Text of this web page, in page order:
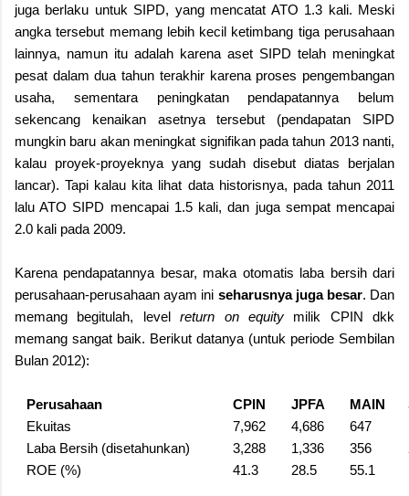
juga berlaku untuk SIPD, yang mencatat ATO 1.3 kali. Meski
angka tersebut memang lebih kecil ketimbang tiga perusahaan
lainnya, namun itu adalah karena aset SIPD telah meningkat
pesat dalam dua tahun terakhir karena proses pengembangan
usaha, sementara peningkatan pendapatannya belum
sekencang kenaikan asetnya tersebut (pendapatan SIPD
mungkin baru akan meningkat signifikan pada tahun 2013 nanti,
kalau proyek-proyeknya yang sudah disebut diatas berjalan
lancar). Tapi kalau kita lihat data historisnya, pada tahun 2011
lalu ATO SIPD mencapai 1.5 kali, dan juga sempat mencapai
2.0 kali pada 2009.
Karena pendapatannya besar, maka otomatis laba bersih dari
perusahaan-perusahaan ayam ini seharusnya juga besar. Dan
memang begitulah, levelreturn on equity milik CPIN dkk
memang sangat baik. Berikut datanya (untuk periode Sembilan
Bulan 2012):
Perusahaan CPIN JPFA MAIN
Ekuitas
7,962 4,686 647
Laba Bersih (disetahunkan)
3,288 1,336 356
ROE (%)
41.3 28.5 55.1